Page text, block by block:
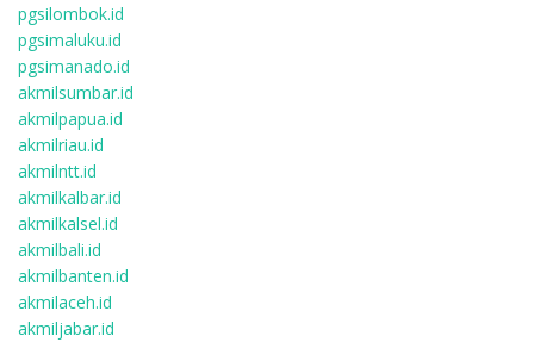
pgsilombok.id
pgsimaluku.id
pgsimanado.id
akmilsumbar.id
akmilpapua.id
akmilriau.id
akmilntt.id
akmilkalbar.id
akmilkalsel.id
akmilbali.id
akmilbanten.id
akmilaceh.id
akmiljabar.id